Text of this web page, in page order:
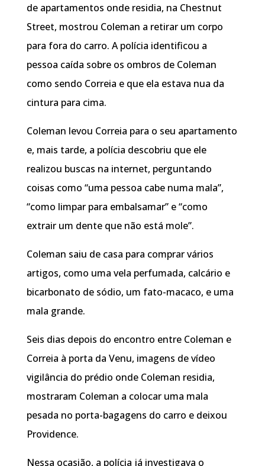
de apartamentos onde residia, na Chestnut
Street, mostrou Coleman a retirar um corpo
para fora do carro. A polícia identificou a
pessoa caída sobre os ombros de Coleman
como sendo Correia e que ela estava nua da
cintura para cima.
Coleman levou Correia para o seu apartamento
e, mais tarde, a polícia descobriu que ele
realizou buscas na internet, perguntando
coisas como “uma pessoa cabe numa mala”,
“como limpar para embalsamar” e “como
extrair um dente que não está mole”.
Coleman saiu de casa para comprar vários
artigos, como uma vela perfumada, calcário e
bicarbonato de sódio, um fato-macaco, e uma
mala grande.
Seis dias depois do encontro entre Coleman e
Correia à porta da Venu, imagens de vídeo
vigilância do prédio onde Coleman residia,
mostraram Coleman a colocar uma mala
pesada no porta-bagagens do carro e deixou
Providence.
Nessa ocasião, a polícia já investigava o